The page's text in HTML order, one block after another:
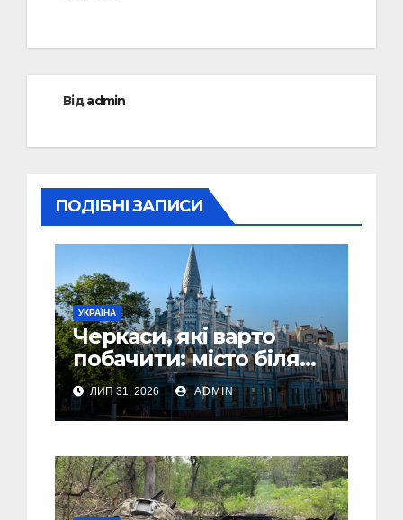
Відadmin
ПОДІБНІ ЗАПИСИ
УКРАЇНА
Черкаси, які варто
побачити: місто біля
Дніпра, зелені парки
та місця з особливою
атмосферою
ЛИП 31, 2026 ADMIN